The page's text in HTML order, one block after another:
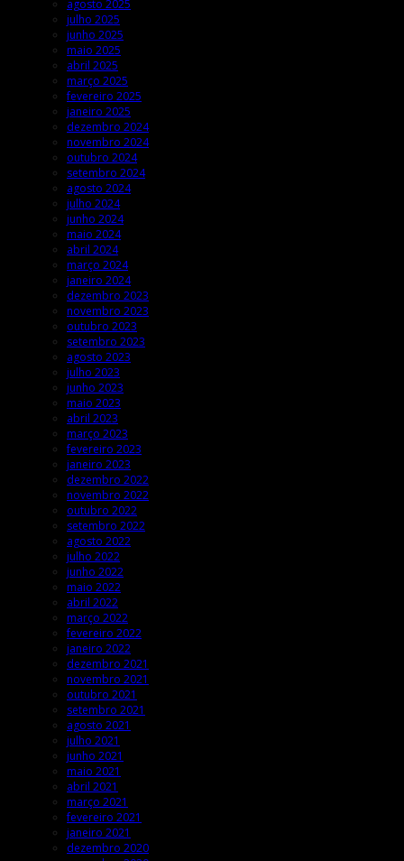
agosto 2025
julho 2025
junho 2025
maio 2025
abril 2025
março 2025
fevereiro 2025
janeiro 2025
dezembro 2024
novembro 2024
outubro 2024
setembro 2024
agosto 2024
julho 2024
junho 2024
maio 2024
abril 2024
março 2024
janeiro 2024
dezembro 2023
novembro 2023
outubro 2023
setembro 2023
agosto 2023
julho 2023
junho 2023
maio 2023
abril 2023
março 2023
fevereiro 2023
janeiro 2023
dezembro 2022
novembro 2022
outubro 2022
setembro 2022
agosto 2022
julho 2022
junho 2022
maio 2022
abril 2022
março 2022
fevereiro 2022
janeiro 2022
dezembro 2021
novembro 2021
outubro 2021
setembro 2021
agosto 2021
julho 2021
junho 2021
maio 2021
abril 2021
março 2021
fevereiro 2021
janeiro 2021
dezembro 2020